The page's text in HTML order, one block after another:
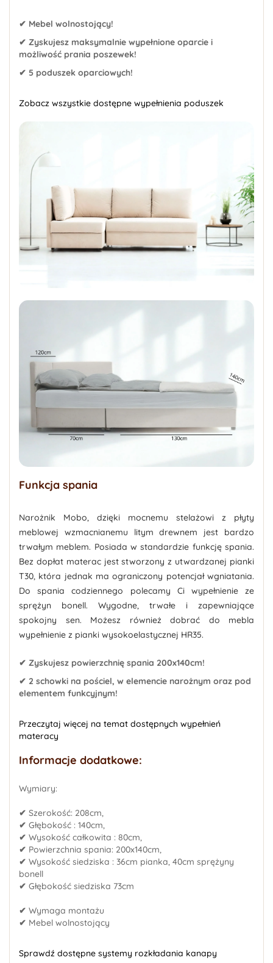
✔ Mebel wolnostojący!
✔ Zyskujesz maksymalnie wypełnione oparcie i
możliwość prania poszewek!
✔ 5 poduszek oparciowych!
Zobacz wszystkie dostępne wypełnienia poduszek
Funkcja spania
Narożnik Mobo, dzięki mocnemu stelażowi z płyty
meblowej wzmacnianemu litym drewnem jest bardzo
trwałym meblem. Posiada w standardzie funkcję spania.
Bez dopłat materac jest stworzony z utwardzanej pianki
T30, która jednak ma ograniczony potencjał wgniatania.
Do spania codziennego polecamy Ci wypełnienie ze
sprężyn bonell. Wygodne, trwałe i zapewniające
spokojny sen. Możesz również dobrać do mebla
wypełnienie z pianki wysokoelastycznej HR35.
✔ Zyskujesz powierzchnię spania 200x140cm!
✔ 2 schowki na pościel, w elemencie narożnym oraz pod
elementem funkcyjnym!
Przeczytaj więcej na temat dostępnych wypełnień
materacy
Informacje dodatkowe:
Wymiary:
✔ Szerokość: 208cm,
✔ Głębokość : 140cm,
✔ Wysokość całkowita : 80cm,
✔ Powierzchnia spania: 200x140cm,
✔ Wysokość siedziska : 36cm pianka, 40cm sprężyny
bonell
✔ Głębokość siedziska 73cm
✔ Wymaga montażu
✔ Mebel wolnostojący
Sprawdź dostępne systemy rozkładania kanapy